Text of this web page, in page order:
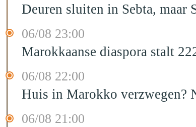
Deuren sluiten in Sebta, maar
06/08 23:00
Marokkaanse diaspora stalt
06/08 22:00
Huis in Marokko verzwegen?
06/08 21:00